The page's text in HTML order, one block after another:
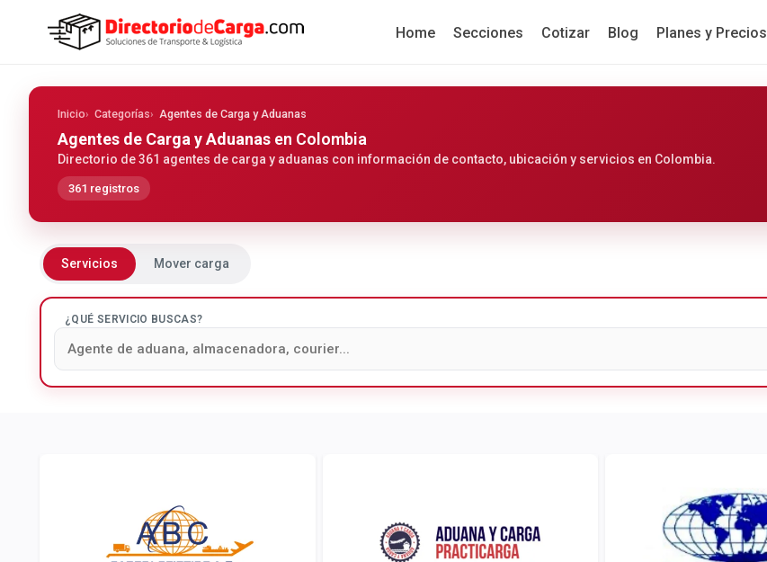
Home Secciones Cotizar Blog Planes y Precios
Inicio Categorías Agentes de Carga y Aduanas
Agentes de Carga y Aduanas en Colombia
Directorio de 361 agentes de carga y aduanas con información de contacto, ubicación y servicios en Colombia.
361 registros
Servicios Mover carga
¿QUÉ SERVICIO BUSCAS?